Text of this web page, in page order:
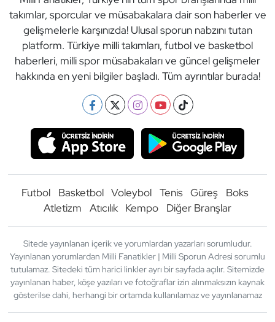
takımlar, sporcular ve müsabakalara dair son haberler ve
gelişmelerle karşınızda! Ulusal sporun nabzını tutan
platform. Türkiye milli takımları, futbol ve basketbol
haberleri, milli spor müsabakaları ve güncel gelişmeler
hakkında en yeni bilgiler başladı. Tüm ayrıntılar burada!
Futbol Basketbol Voleybol Tenis Güreş
Boks
Atletizm
Atıcılık Kempo Diğer Branşlar
Sitede yayınlanan içerik ve yorumlardan yazarları sorumludur.
Yayınlanan yorumlardan Milli Fanatikler | Milli Sporun Adresi sorumlu
tutulamaz. Sitedeki tüm harici linkler ayrı bir sayfada açılır. Sitemizde
yayınlanan haber, köşe yazıları ve fotoğraflar izin alınmaksızın kaynak
gösterilse dahi, herhangi bir ortamda kullanılamaz ve yayınlanamaz